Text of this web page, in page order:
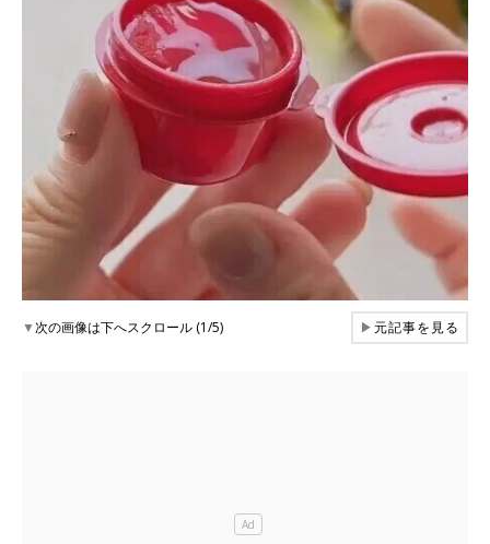
▼次の画像は下へスクロール (1/5) ▶元記事を見る